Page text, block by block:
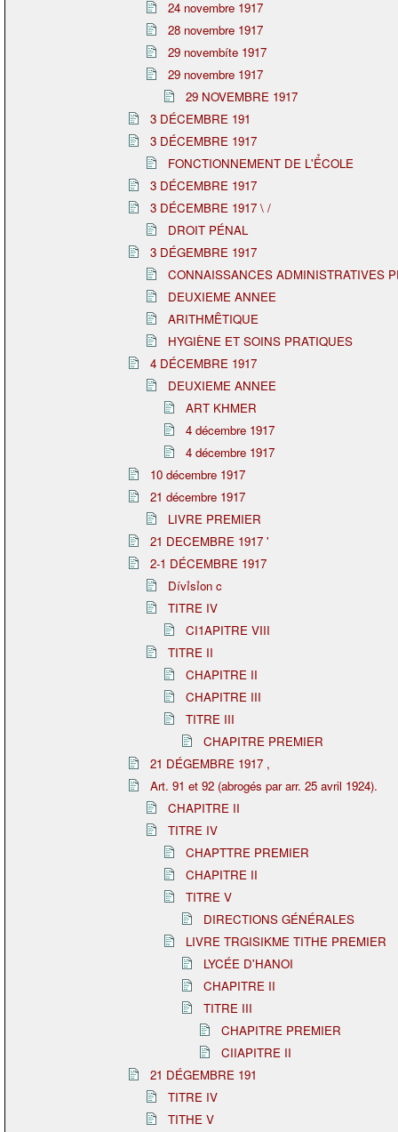
24 novembre 1917
28 novembre 1917
29 novembíte 1917
29 novembre 1917
29 NOVEMBRE 1917
3 DÉCEMBRE 191
3 DÉCEMBRE 1917
FONCTIONNEMENT DE L'ỂCOLE
3 DÉCEMBRE 1917
3 DÉCEMBRE 1917 \ /
DROIT PÉNAL
3 DÉGEMBRE 1917
CONNAISSANCES ADMINISTRATIVES
DEUXIEME ANNEE
ARITHMÊTIQUE
HYGIÈNE ET SOINS PRATIQUES
4 DÉCEMBRE 1917
DEUXIEME ANNEE
ART KHMER
4 décembre 1917
4 décembre 1917
10 décembre 1917
21 décembre 1917
LIVRE PREMIER
21 DECEMBRE 1917 '
2-1 DÉCEMBRE 1917
Dívỉsỉon c
TITRE IV
CI1APITRE VIII
TITRE II
CHAPITRE II
CHAPITRE III
TITRE III
CHAPITRE PREMIER
21 DÉGEMBRE 1917 ,
Art. 91 et 92 (abrogés par arr. 25 avril 1924).
CHAPITRE II
TITRE IV
CHAPTTRE PREMIER
CHAPITRE II
TITRE V
DIRECTIONS GÉNÉRALES
LIVRE TRGISIKME TITHE PREMIER
LYCÉE D'HANOI
CHAPITRE II
TITRE III
CHAPITRE PREMIER
CIIAPITRE II
21 DÉGEMBRE 191
TITRE IV
TITHE V